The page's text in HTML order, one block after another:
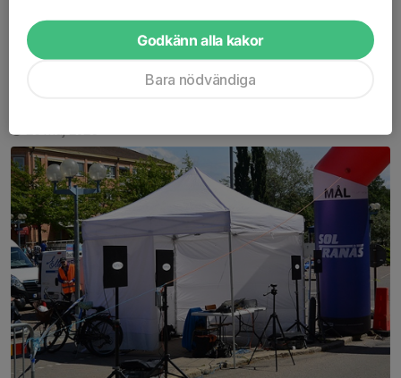
Klicka på länken
Läs mer
25 maj 2025
Godkänn alla kakor
Bara nödvändiga